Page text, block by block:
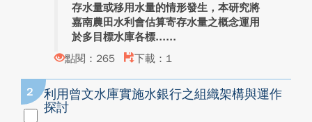
存水量或移用水量的情形發生，本研究將
嘉南農田水利會估算寄存水量之概念運用
於多目標水庫各標...
點閱：265
下載：1
2
利用曾文水庫實施水銀行之組織架構與運作
探討